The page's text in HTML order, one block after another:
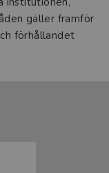
gäller framför
förhållandet